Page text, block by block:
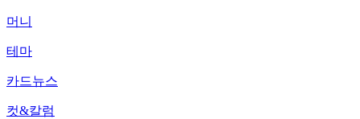
머니
테마
카드뉴스
컷&칼럼